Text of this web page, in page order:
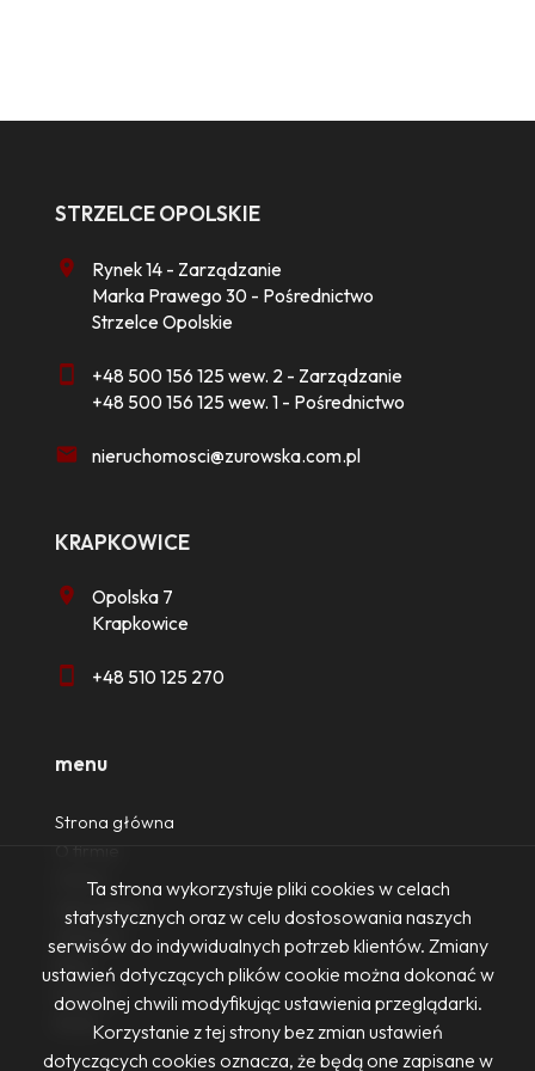
STRZELCE OPOLSKIE
Rynek 14 - Zarządzanie
Marka Prawego 30 - Pośrednictwo
Strzelce Opolskie
+48 500 156 125 wew. 2 - Zarządzanie
+48 500 156 125 wew. 1 - Pośrednictwo
nieruchomosci@zurowska.com.pl
KRAPKOWICE
Opolska 7
Krapkowice
+48 510 125 270
menu
Strona główna
Oferty
Zgłoszenia
Ulubione
Blog
Kontakt
Rodo
Ta strona wykorzystuje pliki cookies w celach
statystycznych oraz w celu dostosowania naszych
serwisów do indywidualnych potrzeb klientów. Zmiany
ustawień dotyczących plików cookie można dokonać w
dowolnej chwili modyfikując ustawienia przeglądarki.
Korzystanie z tej strony bez zmian ustawień
dotyczących cookies oznacza, że będą one zapisane w